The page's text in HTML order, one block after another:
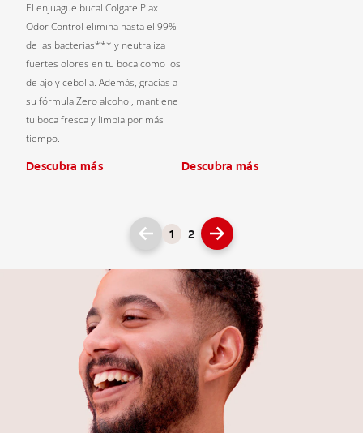
El enjuague bucal Colgate Plax
Odor Control elimina hasta el 99%
de las bacterias*** y neutraliza
fuertes olores en tu boca como los
de ajo y cebolla. Además, gracias a
su fórmula Zero alcohol, mantiene
tu boca fresca y limpia por más
tiempo.
Descubra más Descubra más
1 2